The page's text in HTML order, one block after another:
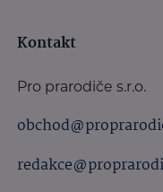
Kontakt
Pro prarodiče s.r.o.